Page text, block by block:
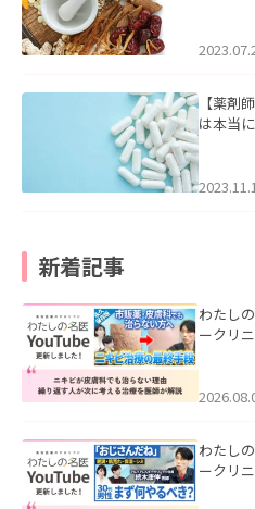
【薬剤
は本当
新着記事
わたし
ークリ
ました。
わたし
ークリ